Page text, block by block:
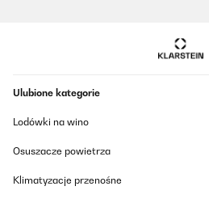
Ulubione kategorie
Lodówki na wino
Osuszacze powietrza
Klimatyzacje przenośne